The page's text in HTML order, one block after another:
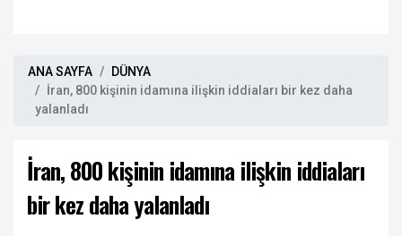
ANA SAYFA
DÜNYA
İran, 800 kişinin idamına ilişkin iddiaları bir kez daha
yalanladı
İran, 800 kişinin idamına ilişkin iddiaları
bir kez daha yalanladı